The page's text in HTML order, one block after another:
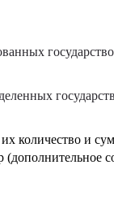
количество и